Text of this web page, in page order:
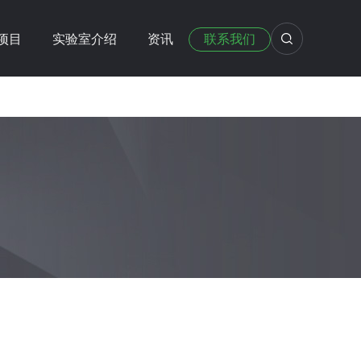
目 实验室介绍 资讯 联系我们